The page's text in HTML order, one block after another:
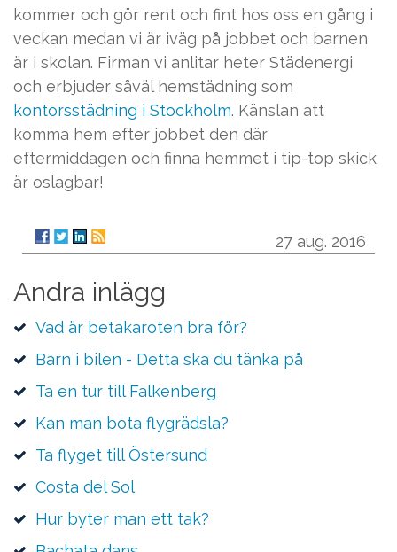
kommer och gör rent och fint hos oss en gång i
veckan medan vi är iväg på jobbet och barnen
är i skolan. Firman vi anlitar heter Städenergi
och erbjuder såväl hemstädning som
kontorsstädning i Stockholm. Känslan att
komma hem efter jobbet den där
eftermiddagen och finna hemmet i tip-top skick
är oslagbar!
27 aug. 2016
Andra inlägg
Vad är betakaroten bra för?
Barn i bilen - Detta ska du tänka på
Ta en tur till Falkenberg
Kan man bota flygrädsla?
Ta flyget till Östersund
Costa del Sol
Hur byter man ett tak?